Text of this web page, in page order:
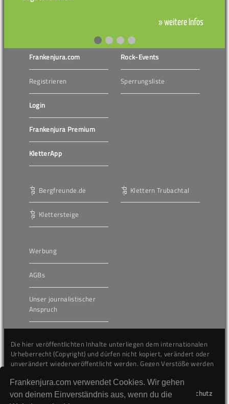
Frankenjura.com verwendet Cookies. Wir gehen
von deinem Einverständnis aus, wenn du die
» weitere Infos
Frankenjura.com
Registrieren
Login
Frankenjura Premium
KletterApp
Rock-Events
Sperrungsliste
Bergfreunde.de
Klettersteige
Klettern Trubachtal
Werbung
AGBs
Unser journalistischer
Anspruch
Die hier veröffentlichten Inhalte unterliegen dem internationalen
Urheberrecht (Copyright) und dürfen nicht kopiert, verändert oder
unverändert wiederveröffentlicht werden. Gegen Verstöße werden
Kontakt
Impressum Datenschutz